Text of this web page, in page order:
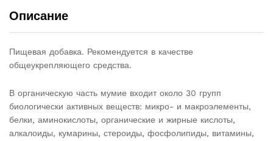
Описание
Пищевая добавка. Рекомендуется в качестве
общеукрепляющего средства.
В органическую часть мумие входит около 30 групп
биологически активных веществ: микро- и макроэлементы,
белки, аминокислоты, органические и жирные кислоты,
алкалоиды, кумарины, стероиды, фосфолипиды, витамины,